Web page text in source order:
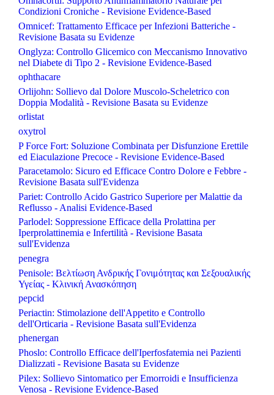
Condizioni Croniche - Revisione Evidence-Based
Omnicef: Trattamento Efficace per Infezioni Batteriche -
Revisione Basata su Evidenze
Onglyza: Controllo Glicemico con Meccanismo Innovativo
nel Diabete di Tipo 2 - Revisione Evidence-Based
ophthacare
Orlijohn: Sollievo dal Dolore Muscolo-Scheletrico con
Doppia Modalità - Revisione Basata su Evidenze
orlistat
oxytrol
P Force Fort: Soluzione Combinata per Disfunzione Erettile
ed Eiaculazione Precoce - Revisione Evidence-Based
Paracetamolo: Sicuro ed Efficace Contro Dolore e Febbre -
Revisione Basata sull'Evidenza
Pariet: Controllo Acido Gastrico Superiore per Malattie da
Reflusso - Analisi Evidence-Based
Parlodel: Soppressione Efficace della Prolattina per
Iperprolattinemia e Infertilità - Revisione Basata
sull'Evidenza
penegra
Penisole: Βελτίωση Ανδρικής Γονιμότητας και Σεξουαλικής
Υγείας - Κλινική Ανασκόπηση
pepcid
Periactin: Stimolazione dell'Appetito e Controllo
dell'Orticaria - Revisione Basata sull'Evidenza
phenergan
Phoslo: Controllo Efficace dell'Iperfosfatemia nei Pazienti
Dializzati - Revisione Basata su Evidenze
Pilex: Sollievo Sintomatico per Emorroidi e Insufficienza
Venosa - Revisione Evidence-Based